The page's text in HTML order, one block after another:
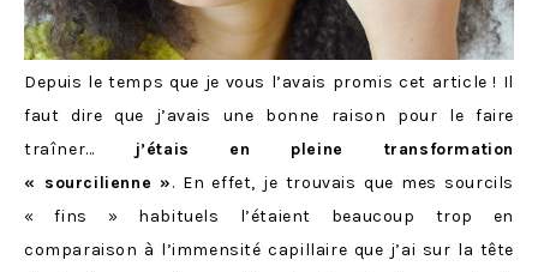
Depuis le temps que je vous l’avais promis cet article ! Il
faut dire que j’avais une bonne raison pour le faire
traîner…
j’étais en pleine transformation
« sourcilienne ». En effet, je trouvais que mes sourcils
« fins » habituels l’étaient beaucoup trop en
comparaison à l’immensité capillaire que j’ai sur la tête